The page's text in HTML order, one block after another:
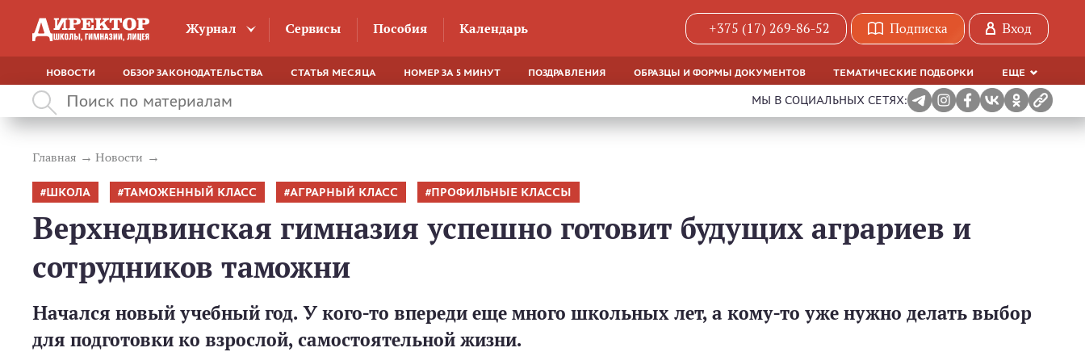
Журнал Сервисы Пособия Календарь +375 (17) 269-86-52 Подписка Вход
НОВОСТИ ОБЗОР ЗАКОНОДАТЕЛЬСТВА СТАТЬЯ МЕСЯЦА НОМЕР ЗА 5 МИНУТ ПОЗДРАВЛЕНИЯ ОБРАЗЦЫ И ФОРМЫ ДОКУМЕНТОВ ТЕМАТИЧЕСКИЕ ПОДБОРКИ ЕЩЕ
МЫ В СОЦИАЛЬНЫХ СЕТЯХ:
Главная Новости
ШКОЛА ТАМОЖЕННЫЙ КЛАСС АГРАРНЫЙ КЛАСС ПРОФИЛЬНЫЕ КЛАССЫ
Верхнедвинская гимназия успешно готовит будущих аграриев и
сотрудников таможни
Начался новый учебный год. У кого-то впереди еще много школьных лет, а кому-то уже нужно делать выбор
для подготовки ко взрослой, самостоятельной жизни.